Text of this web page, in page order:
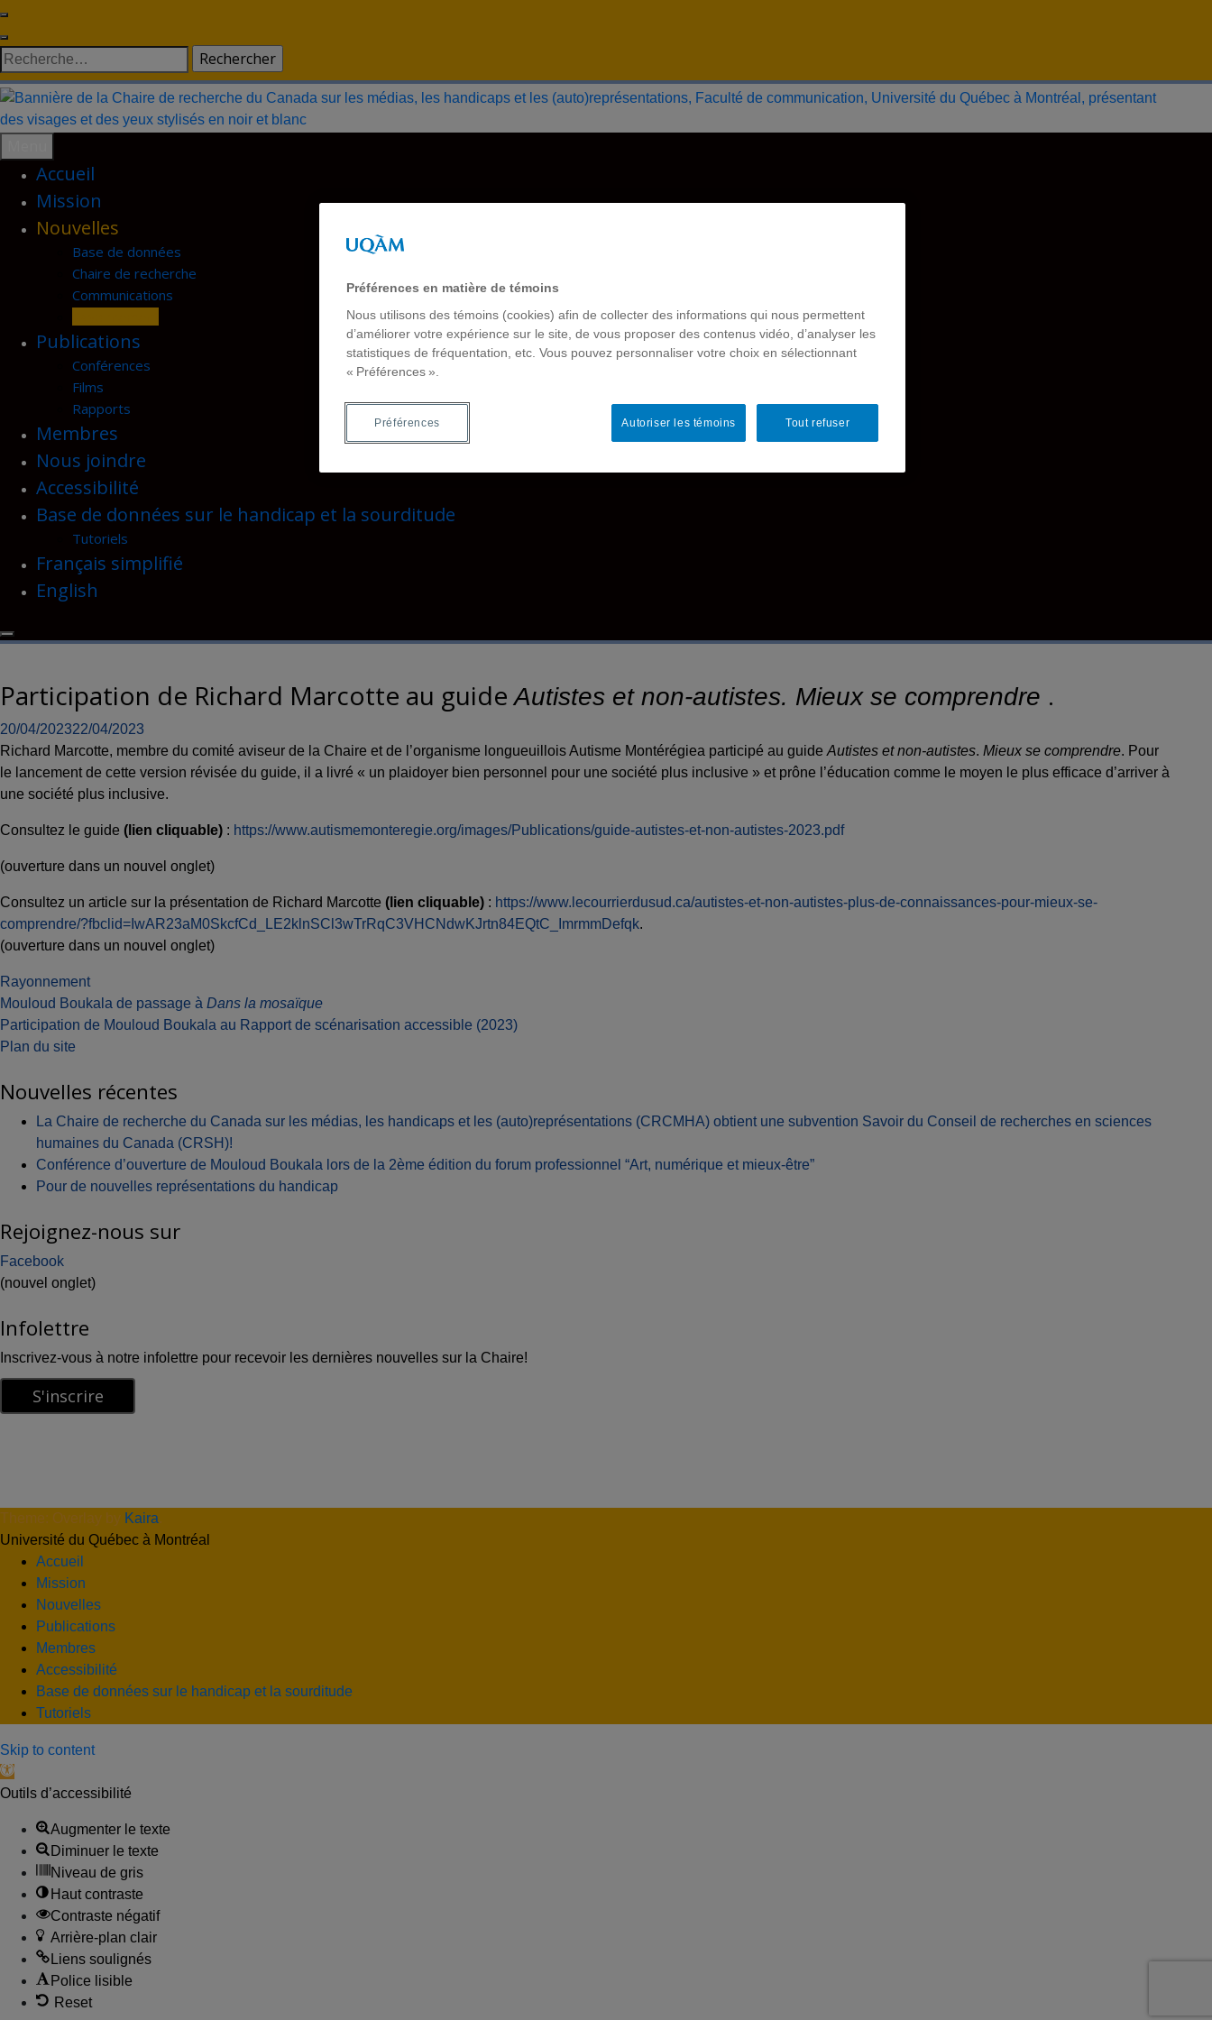
to
content
Rechercher :
Accueil
Mission
Nouvelles
Base de données
Chaire de recherche
Communications
Publications
Conférences
Films
Rapports
Membres
Nous joindre
Accessibilité
Base de données sur le handicap et la sourditude
Tutoriels
Français simplifié
English
Participation de Richard Marcotte au guideAutistes et non-autistes. Mieux se comprendre .
20/04/202322/04/2023
Richard Marcotte, membre du comité aviseur de la Chaire et de l’organisme longueuillois Autisme Montérégiea participé au guide Autistes et non-autistes. Mieux se comprendre. Pour
le lancement de cette version révisée du guide, il a livré « un plaidoyer bien personnel pour une société plus inclusive » et prône l’éducation comme le moyen le plus efficace d’arriver à
une société plus inclusive.
Consultez le guide (lien cliquable) : https://www.autismemonteregie.org/images/Publications/guide-autistes-et-non-autistes-2023.pdf
(ouverture dans un nouvel onglet)
Consultez un article sur la présentation de Richard Marcotte (lien cliquable) : https://www.lecourrierdusud.ca/autistes-et-non-autistes-plus-de-connaissances-pour-mieux-se-
comprendre/?fbclid=IwAR23aM0SkcfCd_LE2klnSCl3wTrRqC3VHCNdwKJrtn84EQtC_ImrmmDefqk.
(ouverture dans un nouvel onglet)
Rayonnement
Navigation
de
l'article
Mouloud Boukala de passage à Dans la mosaïque
Participation de Mouloud Boukala au Rapport de scénarisation accessible (2023)
Plan du site
Nouvelles récentes
La Chaire de recherche du Canada sur les médias, les handicaps et les (auto)représentations (CRCMHA) obtient une subvention Savoir du Conseil de recherches en sciences
humaines du Canada (CRSH)!
Conférence d’ouverture de Mouloud Boukala lors de la 2ème édition du forum professionnel “Art, numérique et mieux-être”
Pour de nouvelles représentations du handicap
Rejoignez-nous sur
Facebook
(nouvel onglet)
Infolettre
Inscrivez-vous à notre infolettre pour recevoir les dernières nouvelles sur la Chaire!
Kaira
Université du Québec à Montréal
Accueil
Mission
Nouvelles
Publications
Membres
Accessibilité
Base de données sur le handicap et la sourditude
Tutoriels
Skip to content
Open toolbar
Outils d’accessibilité
Augmenter le texte
Diminuer le texte
Niveau de gris
Haut contraste
Contraste négatif
Arrière-plan clair
Liens soulignés
Police lisible
Reset
Préférences en matière de témoins
Nous utilisons des témoins (cookies) afin de collecter des informations qui nous permettent
d’améliorer votre expérience sur le site, de vous proposer des contenus vidéo, d’analyser les
statistiques de fréquentation, etc. Vous pouvez personnaliser votre choix en sélectionnant
« Préférences ».
Tout refuser
Autoriser les témoins
Préférences